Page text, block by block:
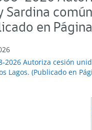
Sardina
en
2026 Autoriza cesión
Lagos. (Publicado en